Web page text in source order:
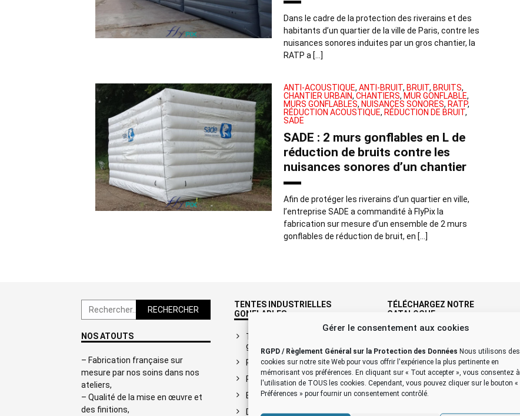
Gérer le consentement aux cookies
RGPD / Règlement Général sur la Protection des Données Nous utilisons des
cookies sur notre site Web pour vous offrir l'expérience la plus pertinente en
mémorisant vos préférences. En cliquant sur « Tout accepter », vous consentez à
l'utilisation de TOUS les cookies. Cependant, vous pouvez cliquer sur le bouton «
Préférences » pour fournir un consentement contrôlé.
Dans le cadre de la protection des riverains et des
habitants d’un quartier de la ville de Paris, contre les
nuisances sonores induites par un gros chantier, la
RATP a […]
ANTI-ACOUSTIQUE, ANTI-BRUIT, BRUIT, BRUITS,
CHANTIER URBAIN, CHANTIERS, MUR GONFLABLE,
MURS GONFLABLES, NUISANCES SONORES, RATP,
RÉDUCTION ACOUSTIQUE, RÉDUCTION DE BRUIT,
SADE
SADE : 2 murs gonflables en L de
réduction de bruits contre les
nuisances sonores d’un chantier
Afin de protéger les riverains d’un quartier en ville,
l’entreprise SADE a commandité à FlyPix la
fabrication sur mesure d’un ensemble de 2 murs
gonflables de réduction de bruit, en […]
Rechercher :
NOS ATOUTS
– Fabrication française sur
mesure par nos soins dans nos
ateliers,
– Qualité de la mise en œuvre et
des finitions,
TENTES INDUSTRIELLES
GONFLABLES
Tentes, abris & hangars
gonflables
Plan du site / sitemap
Plan du site
Blog
Documentation sur les tentes
TÉLÉCHARGEZ NOTRE
CATALOGUE